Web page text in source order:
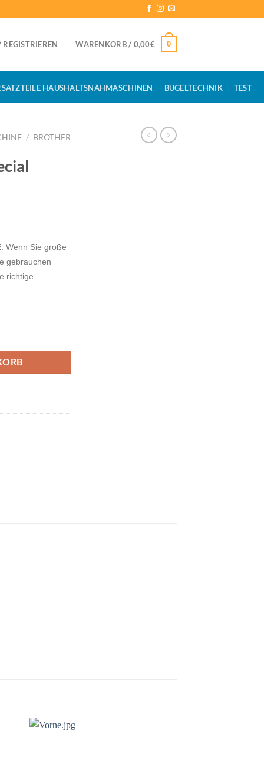
WARENKORB / 0,00€ 0
HAUSHALTSNÄHMASCHINEN BÜGELTECHNIK TEST
/ BROTHER
Wenn Sie große
gebrauchen
richtige